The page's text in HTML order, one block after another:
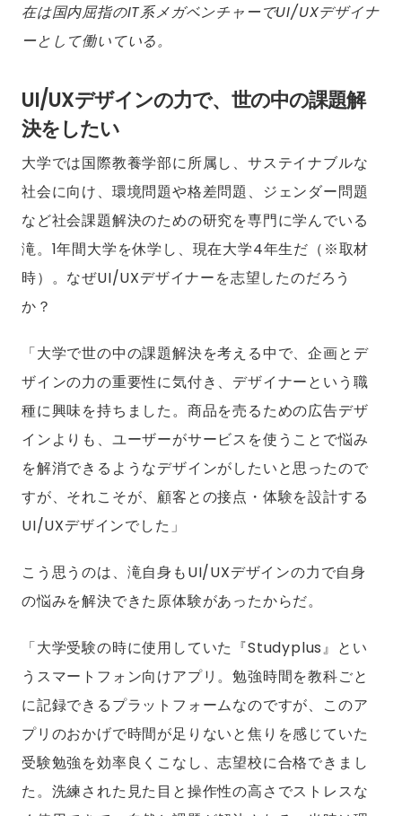
在は国内屈指のIT系メガベンチャーでUI/UXデザイナ
ーとして働いている。
UI/UXデザインの力で、世の中の課題解
決をしたい
大学では国際教養学部に所属し、サステイナブルな
社会に向け、環境問題や格差問題、ジェンダー問題
など社会課題解決のための研究を専門に学んでいる
滝。1年間大学を休学し、現在大学4年生だ（※取材
時）。なぜUI/UXデザイナーを志望したのだろう
か？
「大学で世の中の課題解決を考える中で、企画とデ
ザインの力の重要性に気付き、デザイナーという職
種に興味を持ちました。商品を売るための広告デザ
インよりも、ユーザーがサービスを使うことで悩み
を解消できるようなデザインがしたいと思ったので
すが、それこそが、顧客との接点・体験を設計する
UI/UXデザインでした」
こう思うのは、滝自身もUI/UXデザインの力で自身
の悩みを解決できた原体験があったからだ。
「大学受験の時に使用していた『Studyplus』とい
うスマートフォン向けアプリ。勉強時間を教科ごと
に記録できるプラットフォームなのですが、このア
プリのおかげで時間が足りないと焦りを感じていた
受験勉強を効率良くこなし、志望校に合格できまし
た。洗練された見た目と操作性の高さでストレスな